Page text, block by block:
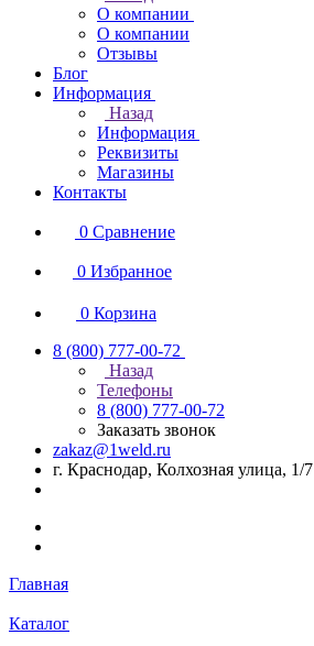
О компании
О компании
Отзывы
Блог
Информация
Назад
Информация
Реквизиты
Магазины
Контакты
0 Сравнение
0 Избранное
0 Корзина
8 (800) 777-00-72
Назад
Телефоны
8 (800) 777-00-72
Заказать звонок
zakaz@1weld.ru
г. Краснодар, Колхозная улица, 1/7
Главная
Каталог